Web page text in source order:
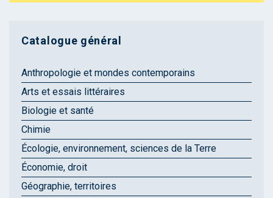
Catalogue général
Anthropologie et mondes contemporains
Arts et essais littéraires
Biologie et santé
Chimie
Écologie, environnement, sciences de la Terre
Économie, droit
Géographie, territoires